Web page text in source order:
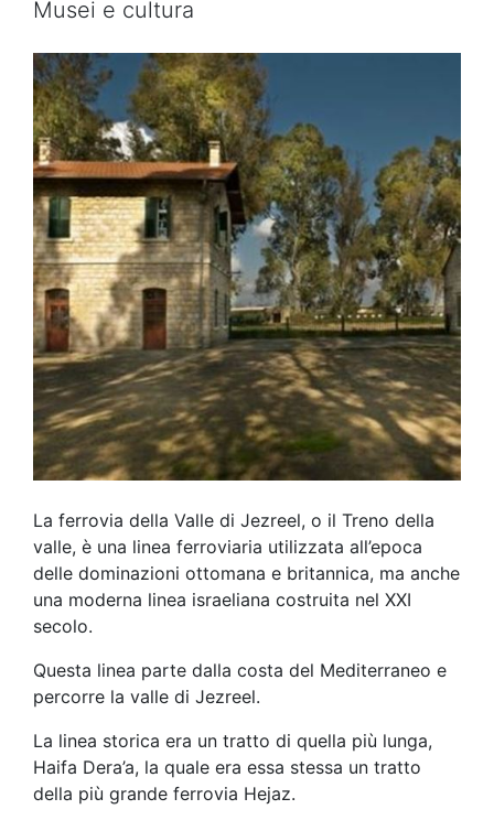
Musei e cultura
La ferrovia della Valle di Jezreel, o il Treno della
valle, è una linea ferroviaria utilizzata all’epoca
delle dominazioni ottomana e britannica, ma anche
una moderna linea israeliana costruita nel XXI
secolo.
Questa linea parte dalla costa del Mediterraneo e
percorre la valle di Jezreel.
La linea storica era un tratto di quella più lunga,
Haifa Dera’a, la quale era essa stessa un tratto
della più grande ferrovia Hejaz.